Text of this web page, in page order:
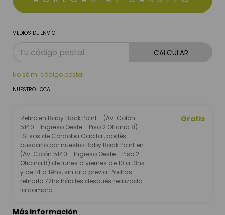
MEDIOS DE ENVÍO
CALCULAR
No sé mi código postal
NUESTRO LOCAL
Retiro en Baby Back Point - (Av. Colón
5140 - Ingreso Oeste - Piso 2 Oficina 8)
Si sos de Córdoba Capital, podés
buscarlo por nuestro Baby Back Point en
(Av. Colón 5140 - Ingreso Oeste - Piso 2
Oficina 8) de lunes a viernes de 10 a 13hs
y de 14 a 19hs, sin cita previa. Podrás
retirarlo 72hs hábiles después realizada
la compra.
Gratis
Más información